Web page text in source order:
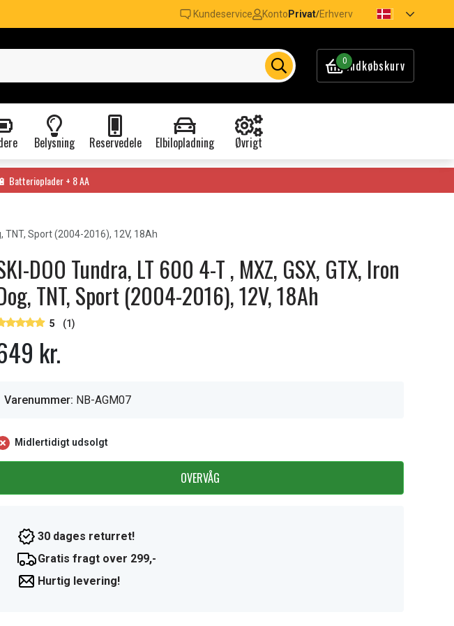
Kundeservice Konto Privat/Erhverv
0Indkøbskurv
Belysning Reservedele Elbilopladning Øvrigt
🔋 Batterioplader + 8 AA
TNT, Sport (2004-2016), 12V, 18Ah
DOO Tundra, LT 600 4-T , MXZ, GSX, GTX, Iron
TNT, Sport (2004-2016), 12V, 18Ah
5 (1)
kr.
Varenummer: NB-AGM07
Midlertidigt udsolgt
OVERVÅG
30 dages returret!
Gratis fragt over 299,-
Hurtig levering!